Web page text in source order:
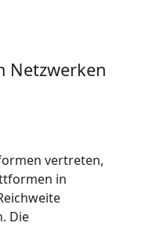
Netzwerken
vertreten,
in
Die